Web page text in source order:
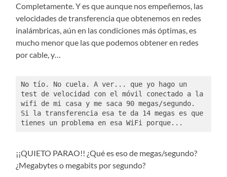
Completamente. Y es que aunque nos empeñemos, las
velocidades de transferencia que obtenemos en redes
inalámbricas, aún en las condiciones más óptimas, es
mucho menor que las que podemos obtener en redes
por cable, y…
No tío. No cuela. A ver... que yo hago un
test de velocidad con el móvil conectado a la
wifi de mi casa y me saca 90 megas/segundo.
Si la transferencia esa te da 14 megas es que
tienes un problema en esa WiFi porque...
¡¡QUIETO PARAO!! ¿Qué es eso de megas/segundo?
¿Megabytes o megabits por segundo?